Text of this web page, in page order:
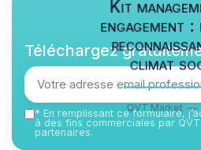
Kit
engagement
climat
QVT Market —
Téléchargez
* En remplissant ce formulaire,
à des fins commerciales par
partenaires.